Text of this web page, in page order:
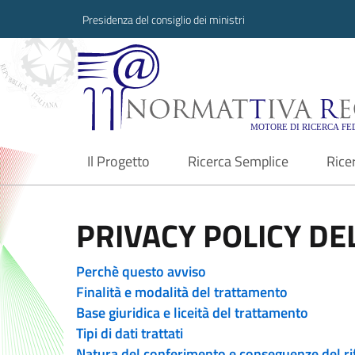
Presidenza del consiglio dei ministri
Normattiva
Il Progetto
current Ricerca Semplice
PRIVACY POLICY
Perchè questo avviso
Finalità e modalità del trattamento
Base giuridica e liceità del trattamento
Tipi di dati trattati